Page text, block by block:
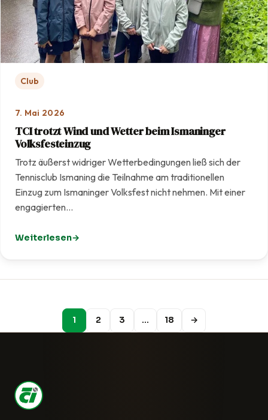
Club
7. Mai 2026
TCI trotzt Wind und Wetter beim Ismaninger
Volksfesteinzug
Trotz äußerst widriger Wetterbedingungen ließ sich der
Tennisclub Ismaning die Teilnahme am traditionellen
Einzug zum Ismaninger Volksfest nicht nehmen. Mit einer
engagierten…
Weiterlesen
: TCI trotzt Wind und Wetter beim Ismaninger
1 2 3 … 18 →